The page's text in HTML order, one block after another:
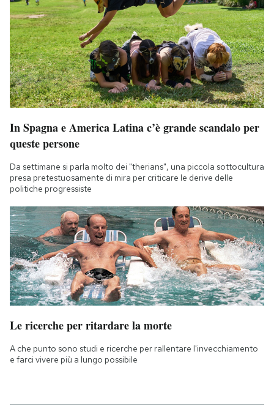
In Spagna e America Latina c’è grande scandalo per
queste persone
Da settimane si parla molto dei "therians", una piccola sottocultura
presa pretestuosamente di mira per criticare le derive delle
politiche progressiste
Le ricerche per ritardare la morte
A che punto sono studi e ricerche per rallentare l'invecchiamento
e farci vivere più a lungo possibile